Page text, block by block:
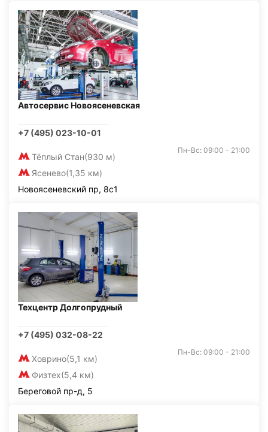
Автосервис Новоясеневская
+7 (495) 023-10-01
Тёплый Стан(930 м)
Ясенево(1,35 км)
Пн-Вс: 09:00 - 21:00
Новоясеневский пр, 8с1
Техцентр Долгопрудный
+7 (495) 032-08-22
Ховрино(5,1 км)
Физтех(5,4 км)
Пн-Вс: 09:00 - 21:00
Береговой пр-д, 5